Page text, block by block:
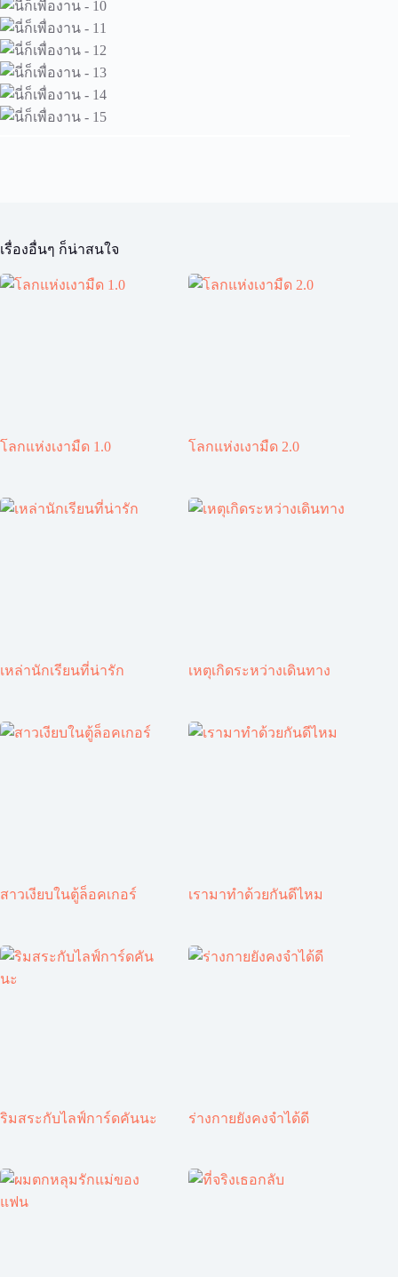
เรื่องอื่นๆ ก็น่าสนใจ
โลกแห่งเงามืด 1.0 โลกแห่งเงามืด 2.0
เหล่านักเรียนที่น่ารัก เหตุเกิดระหว่างเดินทาง
สาวเงียบในตู้ล็อคเกอร์ เรามาทำด้วยกันดีไหม
ริมสระกับไลฟ์การ์ดคันนะ ร่างกายยังคงจำได้ดี